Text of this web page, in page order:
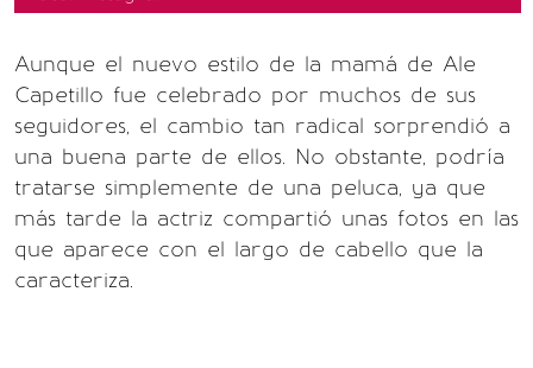
Aunque el nuevo estilo de la mamá de Ale
Capetillo fue celebrado por muchos de sus
seguidores, el cambio tan radical sorprendió a
una buena parte de ellos. No obstante, podría
tratarse simplemente de una peluca, ya que
más tarde la actriz compartió unas fotos en las
que aparece con el largo de cabello que la
caracteriza.